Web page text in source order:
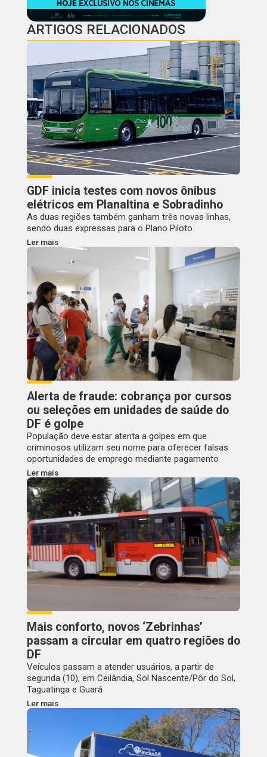
ARTIGOS RELACIONADOS
GDF inicia testes com novos ônibus
elétricos em Planaltina e Sobradinho
As duas regiões também ganham três novas linhas,
sendo duas expressas para o Plano Piloto
Ler mais
Alerta de fraude: cobrança por cursos
ou seleções em unidades de saúde do
DF é golpe
População deve estar atenta a golpes em que
criminosos utilizam seu nome para oferecer falsas
oportunidades de emprego mediante pagamento
Ler mais
Mais conforto, novos ‘Zebrinhas’
passam a circular em quatro regiões do
DF
Veículos passam a atender usuários, a partir de
segunda (10), em Ceilândia, Sol Nascente/Pôr do Sol,
Taguatinga e Guará
Ler mais